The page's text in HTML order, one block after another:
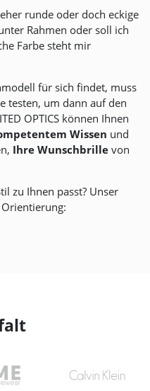
runde oder doch eckige
Rahmen oder soll ich
Farbe steht mir
für sich findet, muss
testen, um dann auf den
OPTICS können Ihnen
Wissen und
Ihre Wunschbrille von
zu Ihnen passt? Unser